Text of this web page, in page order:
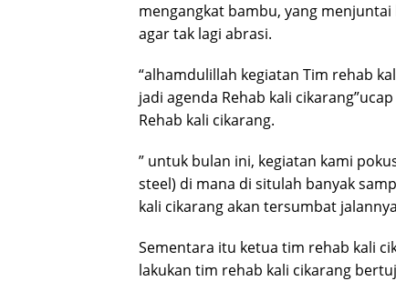
mengangkat bambu, yang
agar tak lagi abrasi.
“alhamdulillah kegiatan Tim rehab
jadi agenda Rehab kali
Rehab kali cikarang.
” untuk bulan ini, kegiatan kami
steel) di mana di situlah banyak
kali cikarang akan tersumbat
Sementara itu ketua tim rehab kali
lakukan tim rehab kali cikarang